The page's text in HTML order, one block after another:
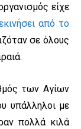
είχε
από το
σε όλους
των Αγίων
υπάλληλοι με
πολλά κιλά